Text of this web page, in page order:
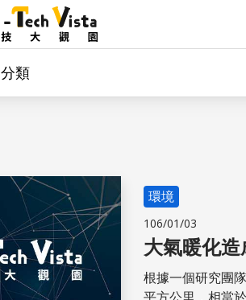
分類
環境
106/01/03
大氣暖化
根據一個研究團